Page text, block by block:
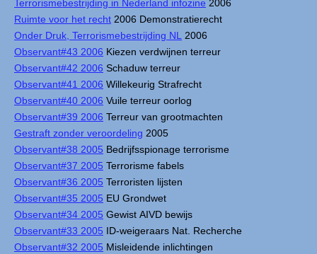
Terrorismebestrijding in Nederland infozine 2006
Ruimte voor het recht 2006 Demonstratierecht
Onder Druk, Terrorismebestrijding NL
2006
Observant#43 2006 Kiezen verdwijnen terreur
Observant#42 2006 Schaduw terreur
Observant#41 2006 Willekeurig Strafrecht
Observant#40 2006 Vuile terreur oorlog
Observant#39 2006 Terreur van grootmachten
Gestraft zonder veroordeling 2005
Observant#38 2005 Bedrijfsspionage terrorisme
Observant#37 2005 Terrorisme fabels
Observant#36 2005 Terroristen lijsten
Observant#35 2005 EU Grondwet
Observant#34 2005 Gewist AIVD bewijs
Observant#33 2005 ID-weigeraars Nat. Recherche
Observant#32 2005 Misleidende inlichtingen